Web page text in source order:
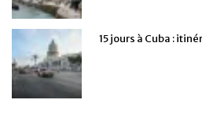
15 jours à Cuba :